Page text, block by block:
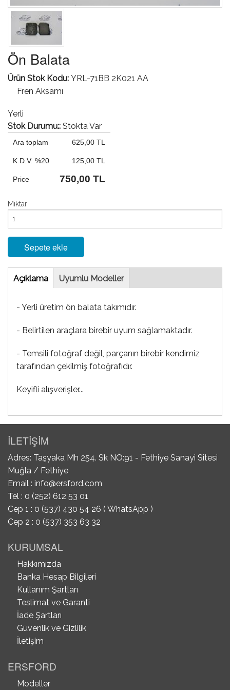
Ön Balata
Ürün Stok Kodu: YRL-71BB 2K021 AA
Fren Aksamı
Yerli
Stok Durumu:: Stokta Var
Ara toplam 625,00 TL
K.D.V. %20 125,00 TL
Price 750,00 TL
Miktar
Sepete ekle
Tab
Açıklama(etkinUyumlu Modeller
- Yerli üretim ön balata takımıdır.
- Belirtilen araçlara birebir uyum sağlamaktadır.
- Temsili fotoğraf değil, parçanın birebir kendimiz
tarafından çekilmiş fotoğrafıdır.
Keyifli alışverişler...
İLETİŞİM
Adres: Taşyaka Mh 254. Sk NO:91 - Fethiye Sanayi Sitesi
Muğla / Fethiye
Email : info@ersford.com
Tel : 0 (252) 612 53 01
Cep 1 : 0 (537) 430 54 26 ( WhatsApp )
Cep 2 : 0 (537) 353 63 32
KURUMSAL
Hakkımızda
Banka Hesap Bilgileri
Kullanım Şartları
Teslimat ve Garanti
İade Şartları
Güvenlik ve Gizlilik
İletişim
ERSFORD
Modeller